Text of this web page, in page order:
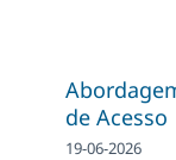
de Acesso
19-06-2026